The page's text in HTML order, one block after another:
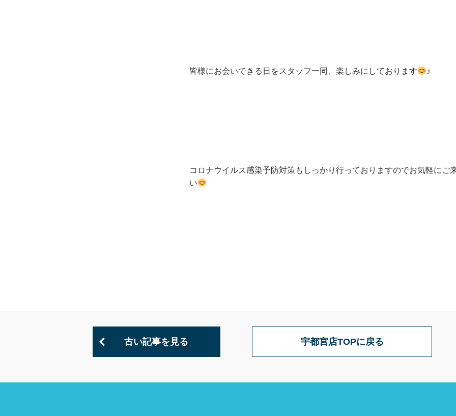
皆様にお会いできる日をスタッフ一同、楽しみにしております ♪
コロナウイルス感染予防対策もしっかり行っておりますのでお気軽にご
い
古い記事を見る 宇都宮店TOPに戻る